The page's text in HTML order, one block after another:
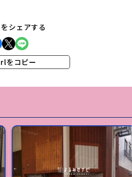
シェアする
をコピー